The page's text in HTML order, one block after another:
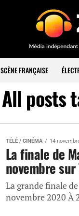
SCÈNE FRANÇAISE
All posts
TÉLÉ / CINÉMA 14
La finale de
novembre sur
La grande finale
novembre 2020 À